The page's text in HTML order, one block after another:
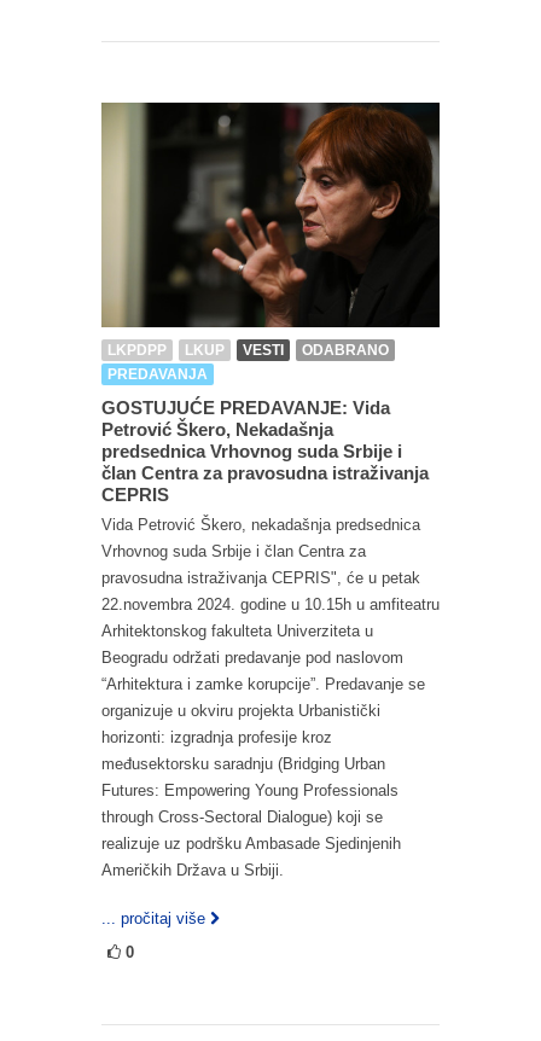
LKPDPP LKUP VESTI
ODABRANO
PREDAVANJA
GOSTUJUĆE PREDAVANJE: Vida
Petrović Škero, Nekadašnja
predsednica Vrhovnog suda Srbije i
član Centra za pravosudna istraživanja
CEPRIS
Vida Petrović Škero, nekadašnja predsednica
Vrhovnog suda Srbije i član Centra za
pravosudna istraživanja CEPRIS", će u petak
22.novembra 2024. godine u 10.15h u amfiteatru
Arhitektonskog fakulteta Univerziteta u
Beogradu održati predavanje pod naslovom
“Arhitektura i zamke korupcije”. Predavanje se
organizuje u okviru projekta Urbanistički
horizonti: izgradnja profesije kroz
međusektorsku saradnju (Bridging Urban
Futures: Empowering Young Professionals
through Cross-Sectoral Dialogue) koji se
realizuje uz podršku Ambasade Sjedinjenih
Američkih Država u Srbiji.
... pročitaj više
0